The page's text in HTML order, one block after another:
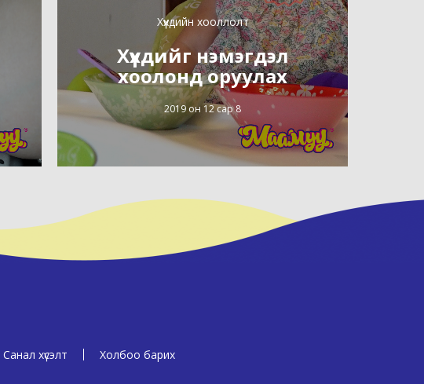
Хүүхдийн хооллолт
Хүүхдийг нэмэгдэл
хоолонд оруулах
2019 он 12 сар 8
Санал хүсэлт
Холбоо барих